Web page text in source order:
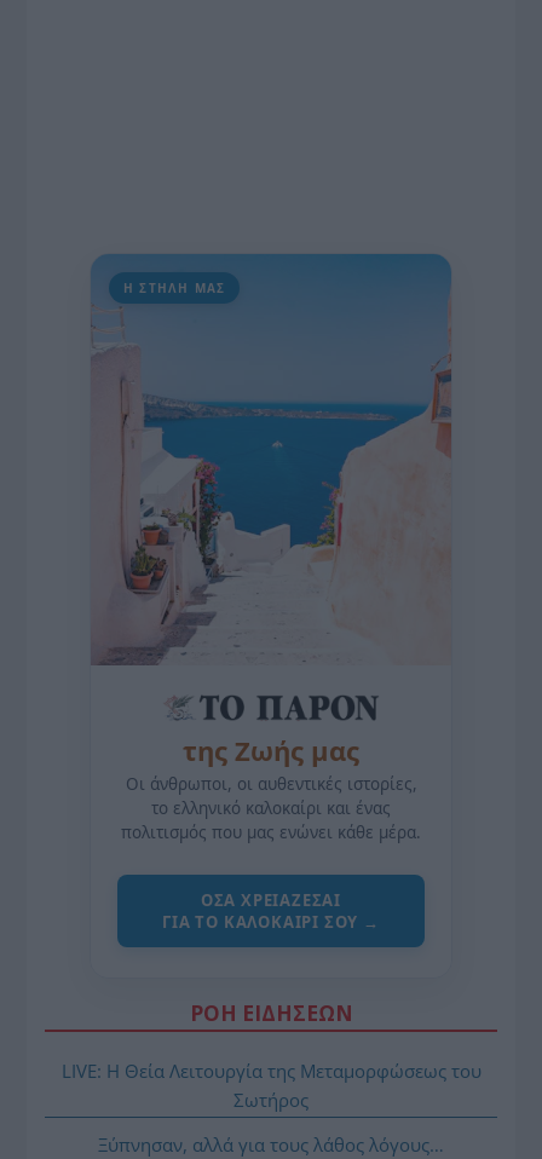
Η ΣΤΗΛΗ ΜΑΣ
της Ζωής μας
Οι άνθρωποι, οι αυθεντικές ιστορίες,
το ελληνικό καλοκαίρι και ένας
πολιτισμός που μας ενώνει κάθε μέρα.
ΌΣΑ ΧΡΕΙΆΖΕΣΑΙ
ΓΙΑ ΤΟ ΚΑΛΟΚΑΊΡΙ ΣΟΥ →
ΡΟΗ ΕΙΔΗΣΕΩΝ
LIVE: Η Θεία Λειτουργία της Μεταμορφώσεως του
Σωτήρος
Ξύπνησαν, αλλά για τους λάθος λόγους…